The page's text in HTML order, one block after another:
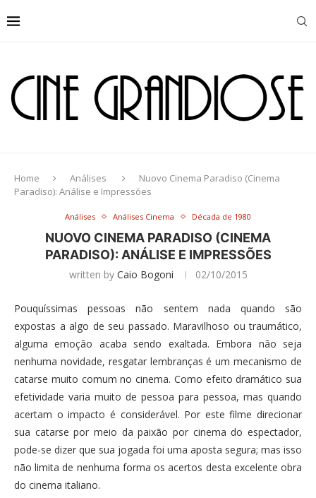
Home Análises
Nuovo Cinema Paradiso (Cinema
Paradiso): Análise e Impressões
Análises Análises Cinema Década de 1980
NUOVO CINEMA PARADISO (CINEMA
PARADISO): ANÁLISE E IMPRESSÕES
written by Caio Bogoni 02/10/2015
Pouquíssimas pessoas não sentem nada quando são
expostas a algo de seu passado. Maravilhoso ou traumático,
alguma emoção acaba sendo exaltada. Embora não seja
nenhuma novidade, resgatar lembranças é um mecanismo de
catarse muito comum no cinema. Como efeito dramático sua
efetividade varia muito de pessoa para pessoa, mas quando
acertam o impacto é considerável. Por este filme direcionar
sua catarse por meio da paixão por cinema do espectador,
pode-se dizer que sua jogada foi uma aposta segura; mas isso
não limita de nenhuma forma os acertos desta excelente obra
do cinema italiano.